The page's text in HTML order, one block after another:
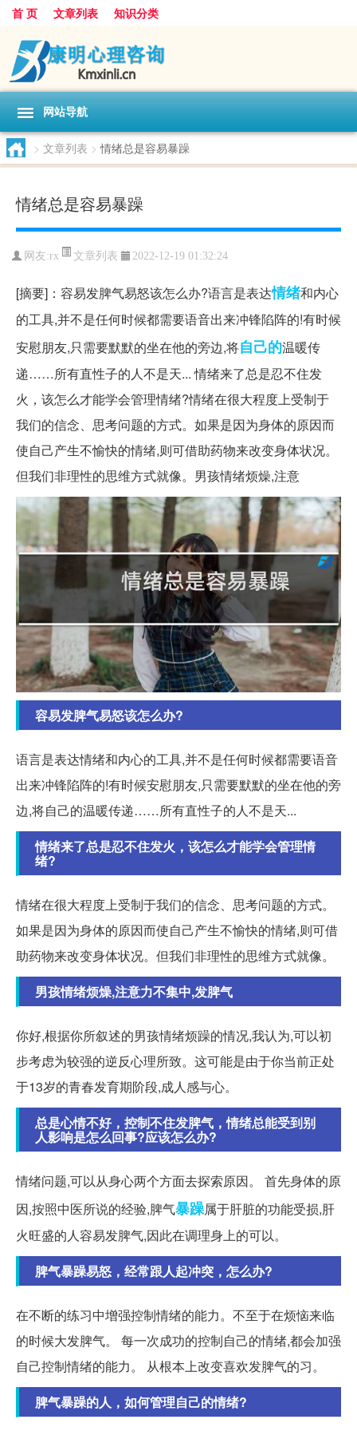
首 页 文章列表 知识分类
网站导航
> 文章列表 > 情绪总是容易暴躁
情绪总是容易暴躁
网友:rx 文章列表 2022-12-19 01:32:24
[摘要]：容易发脾气易怒该怎么办?语言是表达情绪和内心
的工具,并不是任何时候都需要语音出来冲锋陷阵的!有时候
安慰朋友,只需要默默的坐在他的旁边,将自己的温暖传
递……所有直性子的人不是天... 情绪来了总是忍不住发
火，该怎么才能学会管理情绪?情绪在很大程度上受制于
我们的信念、思考问题的方式。如果是因为身体的原因而
使自己产生不愉快的情绪,则可借助药物来改变身体状况。
但我们非理性的思维方式就像。男孩情绪烦燥,注意
容易发脾气易怒该怎么办?
语言是表达情绪和内心的工具,并不是任何时候都需要语音
出来冲锋陷阵的!有时候安慰朋友,只需要默默的坐在他的旁
边,将自己的温暖传递……所有直性子的人不是天...
情绪来了总是忍不住发火，该怎么才能学会管理情
绪?
情绪在很大程度上受制于我们的信念、思考问题的方式。
如果是因为身体的原因而使自己产生不愉快的情绪,则可借
助药物来改变身体状况。但我们非理性的思维方式就像。
男孩情绪烦燥,注意力不集中,发脾气
你好,根据你所叙述的男孩情绪烦躁的情况,我认为,可以初
步考虑为较强的逆反心理所致。这可能是由于你当前正处
于13岁的青春发育期阶段,成人感与心。
总是心情不好，控制不住发脾气，情绪总能受到别
人影响是怎么回事?应该怎么办?
情绪问题,可以从身心两个方面去探索原因。 首先身体的原
因,按照中医所说的经验,脾气暴躁属于肝脏的功能受损,肝
火旺盛的人容易发脾气,因此在调理身上的可以。
脾气暴躁易怒，经常跟人起冲突，怎么办?
在不断的练习中增强控制情绪的能力。不至于在烦恼来临
的时候大发脾气。 每一次成功的控制自己的情绪,都会加强
自己控制情绪的能力。 从根本上改变喜欢发脾气的习。
脾气暴躁的人，如何管理自己的情绪?